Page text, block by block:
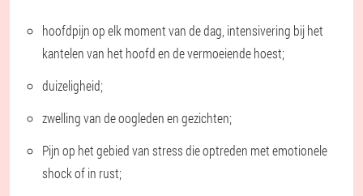
hoofdpijn op elk moment van de dag, intensivering bij het
kantelen van het hoofd en de vermoeiende hoest;
duizeligheid;
zwelling van de oogleden en gezichten;
Pijn op het gebied van stress die optreden met emotionele
shock of in rust;